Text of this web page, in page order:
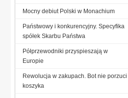
Mocny debiut Polski w Monachium
Państwowy i konkurencyjny. Specyfika
spółek Skarbu Państwa
Półprzewodniki przyspieszają w
Europie
Rewolucja w zakupach. Bot nie porzuci
koszyka